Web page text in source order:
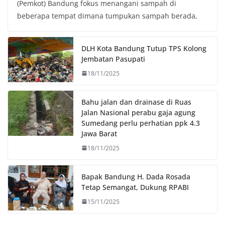
e
b
o
k
t
t
r
t
s
p
p
y
L
n
k
(Pemkot) Bandung fokus menangani sampah di
beberapa tempat dimana tumpukan sampah berada,
DLH Kota Bandung Tutup TPS Kolong
Jembatan Pasupati
18/11/2025
Bahu jalan dan drainase di Ruas
Jalan Nasional perabu gaja agung
Sumedang perlu perhatian ppk 4.3
Jawa Barat
18/11/2025
Bapak Bandung H. Dada Rosada
Tetap Semangat, Dukung RPABI
15/11/2025